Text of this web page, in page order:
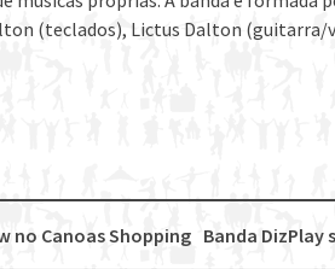
(teclados), Lictus Dalton (guitarra/
Banda DizPlay
no Canoas Shopping